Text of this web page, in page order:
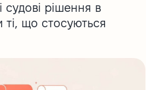
судові рішення в
ті, що стосуються